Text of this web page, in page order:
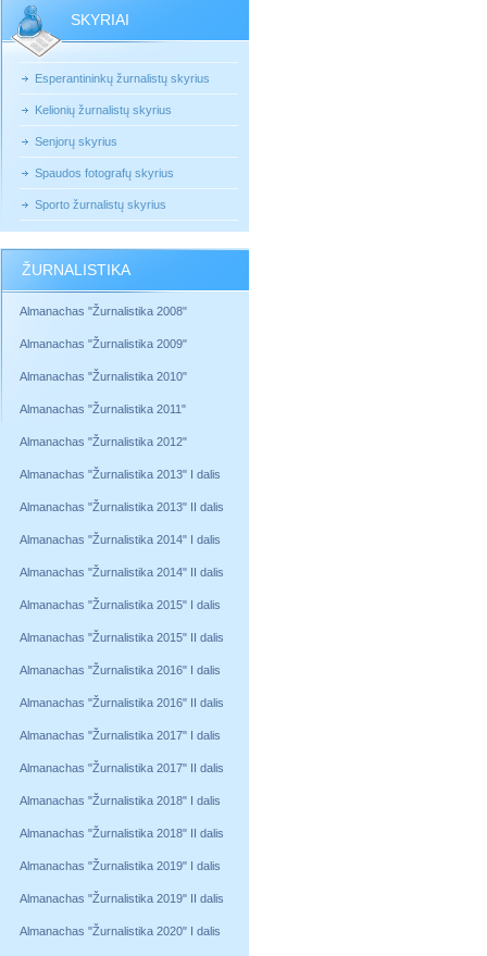
SKYRIAI
Esperantininkų žurnalistų skyrius
Kelionių žurnalistų skyrius
Senjorų skyrius
Spaudos fotografų skyrius
Sporto žurnalistų skyrius
ŽURNALISTIKA
Almanachas "Žurnalistika 2008"
Almanachas "Žurnalistika 2009"
Almanachas "Žurnalistika 2010"
Almanachas "Žurnalistika 2011"
Almanachas "Žurnalistika 2012"
Almanachas "Žurnalistika 2013" I dalis
Almanachas "Žurnalistika 2013" II dalis
Almanachas "Žurnalistika 2014" I dalis
Almanachas "Žurnalistika 2014" II dalis
Almanachas "Žurnalistika 2015" I dalis
Almanachas "Žurnalistika 2015" II dalis
Almanachas "Žurnalistika 2016" I dalis
Almanachas "Žurnalistika 2016" II dalis
Almanachas "Žurnalistika 2017" I dalis
Almanachas "Žurnalistika 2017" II dalis
Almanachas "Žurnalistika 2018" I dalis
Almanachas "Žurnalistika 2018" II dalis
Almanachas "Žurnalistika 2019" I dalis
Almanachas "Žurnalistika 2019" II dalis
Almanachas "Žurnalistika 2020" I dalis